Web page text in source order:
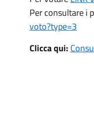
Per consultare i
voto?type=3
Clicca qui: